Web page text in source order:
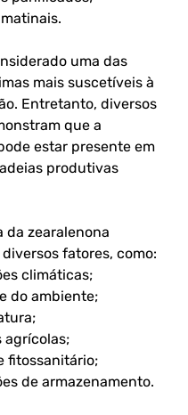
uma das
mais suscetíveis à
Entretanto, diversos
que a
estar presente em
produtivas
da zearalenona
fatores, como:
climáticas;
do ambiente;
agrícolas;
fitossanitário;
de armazenamento.